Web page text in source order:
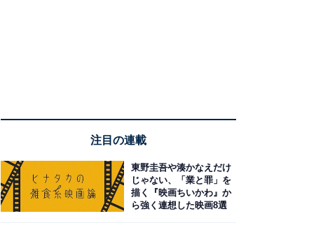
注目の連載
東野圭吾や湊かなえだけ
じゃない、「業と罪」を
描く『映画ちいかわ』か
ら強く連想した映画8選